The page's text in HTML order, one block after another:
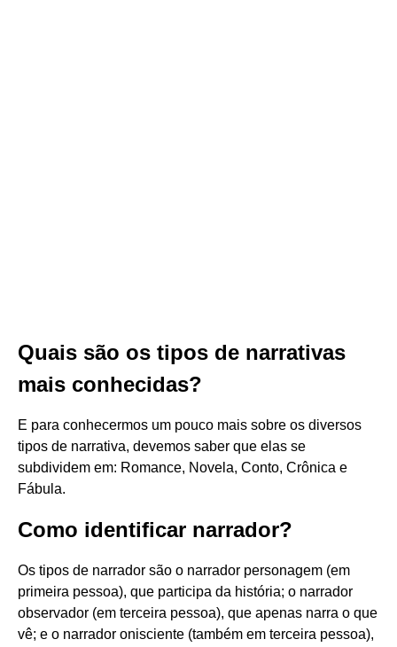
Quais são os tipos de narrativas
mais conhecidas?
E para conhecermos um pouco mais sobre os diversos
tipos de narrativa, devemos saber que elas se
subdividem em: Romance, Novela, Conto, Crônica e
Fábula.
Como identificar narrador?
Os tipos de narrador são o narrador personagem (em
primeira pessoa), que participa da história; o narrador
observador (em terceira pessoa), que apenas narra o que
vê; e o narrador onisciente (também em terceira pessoa),